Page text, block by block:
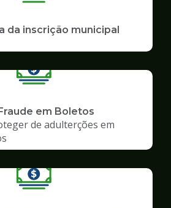
da inscrição municipal
em Boletos
de adulterções em